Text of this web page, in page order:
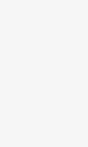
- Service